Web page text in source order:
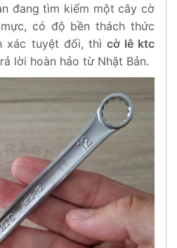
đang tìm kiếm một cây cờ
có độ bền thách thức
xác tuyệt đối, thì cờ lê ktc
lời hoàn hảo từ Nhật Bản.